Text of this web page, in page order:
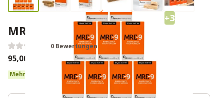
+3
MRE-9 Notverpflegung 14 Tage
0 Bewertungen
95,00 €
Mehr als 10 auf Lager